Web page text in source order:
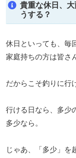
貴重な休日、
うする？
休日といっても、毎
家庭持ちの方は皆さ
だからこそ釣りに行
行ける日なら、多少
多少なら。
じゃあ、「多少」を